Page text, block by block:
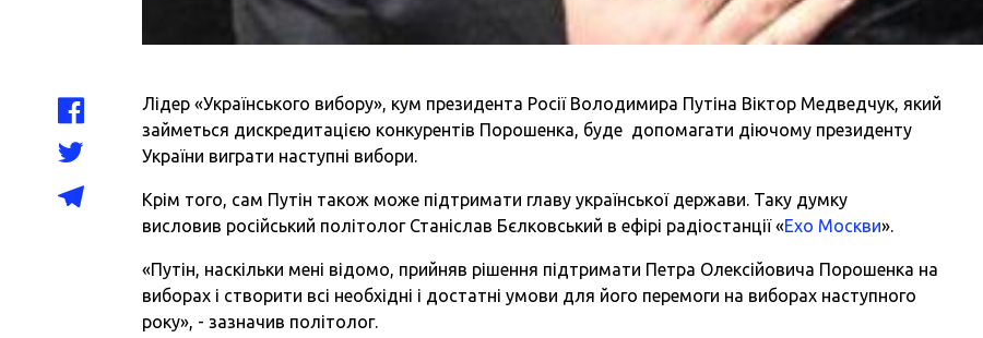
Лідер «Українського вибору», кум президента Росії Володимира Путіна Віктор Медведчук, який
займеться дискредитацією конкурентів Порошенка, буде допомагати діючому президенту
України виграти наступні вибори.
Крім того, сам Путін також може підтримати главу української держави. Таку думку
висловив російський політолог Станіслав Бєлковський в ефірі радіостанції «Ехо Москви».
«Путін, наскільки мені відомо, прийняв рішення підтримати Петра Олексійовича Порошенка на
виборах і створити всі необхідні і достатні умови для його перемоги на виборах наступного
року», - зазначив політолог.